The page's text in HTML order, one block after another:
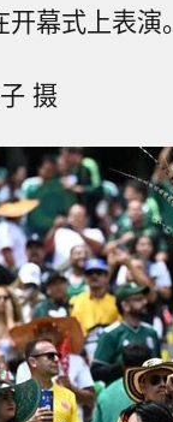
幕式上表演。
摄